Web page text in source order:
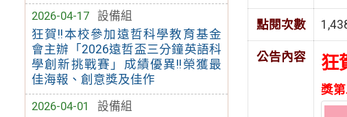
2026-04-17
設備組
狂賀!!本校參加遠哲科學教育基金
會主辦「2026遠哲盃三分鐘英語科
學創新挑戰賽」成績優異!!榮獲最
佳海報、創意獎及佳作
2026-04-01
設備組
點閱次數
公告內容 狂
獎